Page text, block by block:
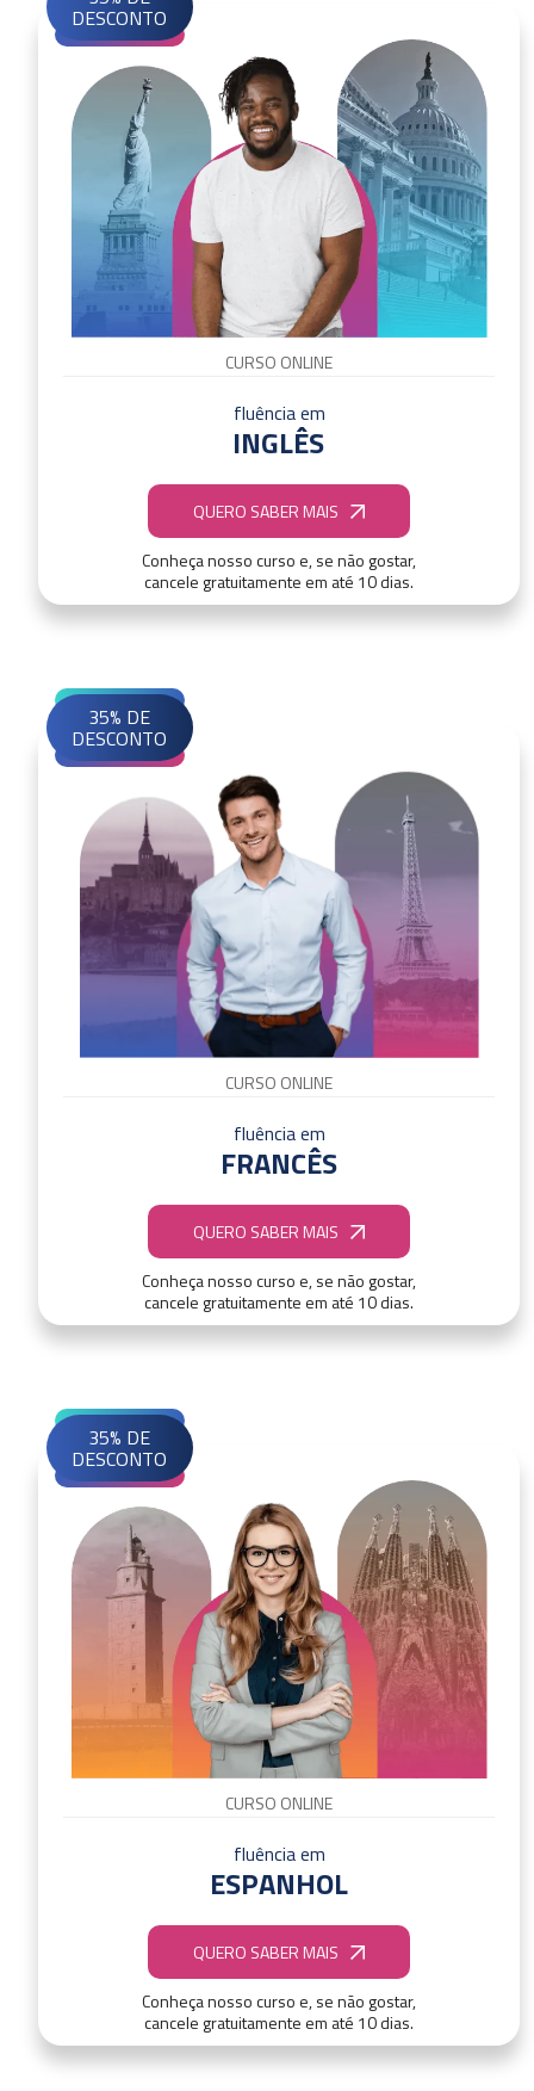
DESCONTO
CURSO ONLINE
fluência em
INGLÊS
QUERO SABER MAIS
Conheça nosso curso e, se não gostar,
cancele gratuitamente em até 10 dias.
CURSO ONLINE
fluência em
FRANCÊS
QUERO SABER MAIS
Conheça nosso curso e, se não gostar,
cancele gratuitamente em até 10 dias.
35% DE
DESCONTO
CURSO ONLINE
fluência em
ESPANHOL
QUERO SABER MAIS
Conheça nosso curso e, se não gostar,
cancele gratuitamente em até 10 dias.
35% DE
DESCONTO